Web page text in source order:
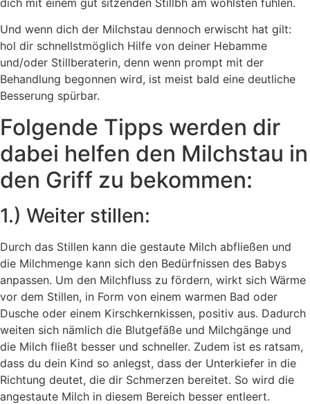
Und wenn dich der Milchstau dennoch erwischt hat gilt:
hol dir schnellstmöglich Hilfe von deiner Hebamme
und/oder Stillberaterin, denn wenn prompt mit der
Behandlung begonnen wird, ist meist bald eine deutliche
Besserung spürbar.
Folgende Tipps werden dir
dabei helfen den Milchstau in
den Griff zu bekommen:
1.) Weiter stillen:
Durch das Stillen kann die gestaute Milch abfließen und
die Milchmenge kann sich den Bedürfnissen des Babys
anpassen. Um den Milchfluss zu fördern, wirkt sich Wärme
vor dem Stillen, in Form von einem warmen Bad oder
Dusche oder einem Kirschkernkissen, positiv aus. Dadurch
weiten sich nämlich die Blutgefäße und Milchgänge und
die Milch fließt besser und schneller. Zudem ist es ratsam,
dass du dein Kind so anlegst, dass der Unterkiefer in die
Richtung deutet, die dir Schmerzen bereitet. So wird die
angestaute Milch in diesem Bereich besser entleert.